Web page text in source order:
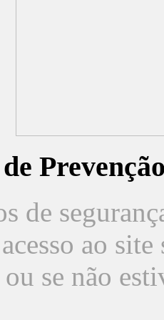
de
ao
ou se não